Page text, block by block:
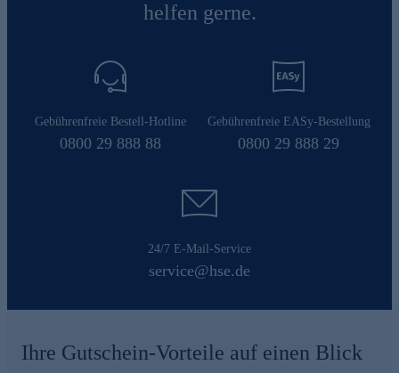
helfen gerne.
Gebührenfreie Bestell-Hotline
0800 29 888 88
Gebührenfreie EASy-Bestellung
0800 29 888 29
24/7 E-Mail-Service
service@hse.de
Ihre Gutschein-Vorteile auf einen Blick